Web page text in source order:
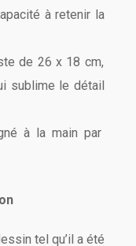
à retenir la
de 26 x 18 cm,
sublime le détail
à la main par
tel qu’il a été